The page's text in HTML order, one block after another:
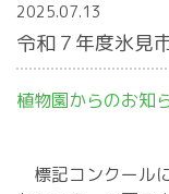
2025.07.13
令和７年度氷見
植物園からのお知
標記コンクール